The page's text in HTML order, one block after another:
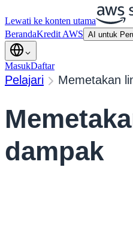
Lewati ke konten utama
BerandaKredit AWS AI untuk
MasukDaftar
Pelajari Memetakan
dampak